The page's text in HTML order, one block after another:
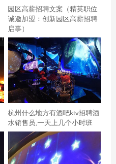
钟就帮我开包了。这家店在
，上电梯4楼就能看到这家店
很棒，音响的效果也蛮好，
，总体来说挺满意的！,
园区高薪招聘文案（精英职位
诚邀加盟：创新园区高薪招聘
启事）
杭州什么地方有酒吧ktv招聘酒
水销售员,一天上几个小时班